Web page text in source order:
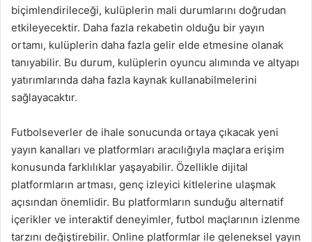
biçimlendirileceği, kulüplerin mali durumlarını doğrudan
etkileyecektir. Daha fazla rekabetin olduğu bir yayın
ortamı, kulüplerin daha fazla gelir elde etmesine olanak
tanıyabilir. Bu durum, kulüplerin oyuncu alımında ve altyapı
yatırımlarında daha fazla kaynak kullanabilmelerini
sağlayacaktır.
Futbolseverler de ihale sonucunda ortaya çıkacak yeni
yayın kanalları ve platformları aracılığıyla maçlara erişim
konusunda farklılıklar yaşayabilir. Özellikle dijital
platformların artması, genç izleyici kitlelerine ulaşmak
açısından önemlidir. Bu platformların sunduğu alternatif
içerikler ve interaktif deneyimler, futbol maçlarının izlenme
tarzını değiştirebilir. Online platformlar ile geleneksel yayın